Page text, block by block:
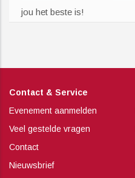
jou het beste is!
Contact & Service
Evenement aanmelden
Veel gestelde vragen
Contact
Nieuwsbrief